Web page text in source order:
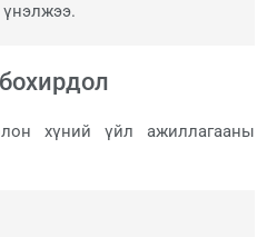
хүний үйл ажиллагааны